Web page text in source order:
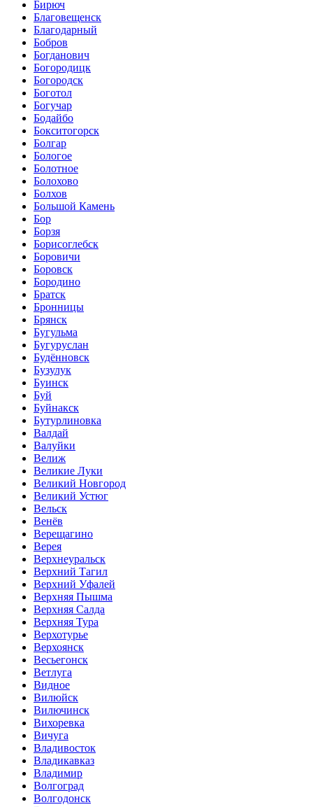
Бирюч
Благовещенск
Благодарный
Бобров
Богданович
Богородицк
Богородск
Боготол
Богучар
Бодайбо
Бокситогорск
Болгар
Бологое
Болотное
Болохово
Болхов
Большой Камень
Бор
Борзя
Борисоглебск
Боровичи
Боровск
Бородино
Братск
Бронницы
Брянск
Бугульма
Бугуруслан
Будённовск
Бузулук
Буинск
Буй
Буйнакск
Бутурлиновка
Валдай
Валуйки
Велиж
Великие Луки
Великий Новгород
Великий Устюг
Вельск
Венёв
Верещагино
Верея
Верхнеуральск
Верхний Тагил
Верхний Уфалей
Верхняя Пышма
Верхняя Салда
Верхняя Тура
Верхотурье
Верхоянск
Весьегонск
Ветлуга
Видное
Вилюйск
Вилючинск
Вихоревка
Вичуга
Владивосток
Владикавказ
Владимир
Волгоград
Волгодонск